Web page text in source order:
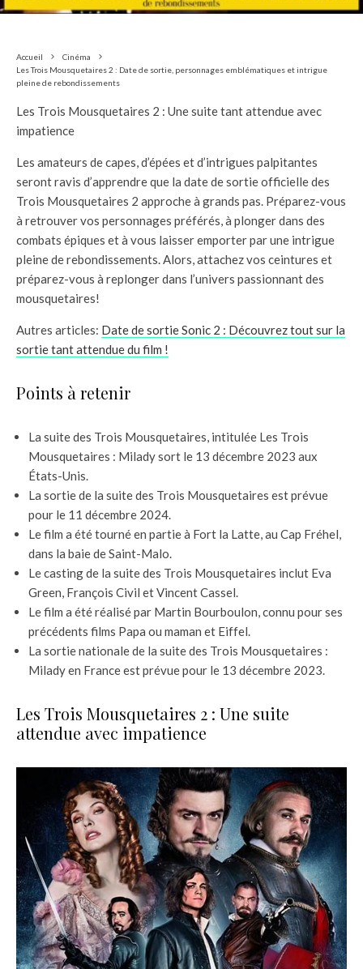
Accueil
Cinéma
Les Trois Mousquetaires 2 : Date de sortie, personnages emblématiques et intrigue
pleine de rebondissements
Les Trois Mousquetaires 2 : Une suite tant attendue avec
impatience
Les amateurs de capes, d’épées et d’intrigues palpitantes
seront ravis d’apprendre que la date de sortie officielle des
Trois Mousquetaires 2 approche à grands pas. Préparez-vous
à retrouver vos personnages préférés, à plonger dans des
combats épiques et à vous laisser emporter par une intrigue
pleine de rebondissements. Alors, attachez vos ceintures et
préparez-vous à replonger dans l’univers passionnant des
mousquetaires!
Autres articles: Date de sortie Sonic 2 : Découvrez tout sur la
sortie tant attendue du film !
Points à retenir
La suite des Trois Mousquetaires, intitulée Les Trois
Mousquetaires : Milady sort le 13 décembre 2023 aux
États-Unis.
La sortie de la suite des Trois Mousquetaires est prévue
pour le 11 décembre 2024.
Le film a été tourné en partie à Fort la Latte, au Cap Fréhel,
dans la baie de Saint-Malo.
Le casting de la suite des Trois Mousquetaires inclut Eva
Green, François Civil et Vincent Cassel.
Le film a été réalisé par Martin Bourboulon, connu pour ses
précédents films Papa ou maman et Eiffel.
La sortie nationale de la suite des Trois Mousquetaires :
Milady en France est prévue pour le 13 décembre 2023.
Les Trois Mousquetaires 2 : Une suite
attendue avec impatience